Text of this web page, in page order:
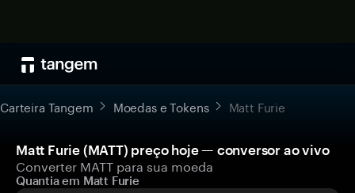
Carteira Tangem Moedas e Tokens Matt Furie
Matt Furie (MATT) preço hoje — conversor ao vivo
Converter MATT para sua moeda
Quantia em Matt Furie